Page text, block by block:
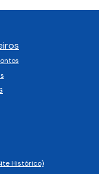
Histórico)